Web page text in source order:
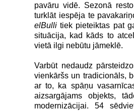
pavāru vidē. Sezonā
turklāt iespēja te
elBulli tiek pieteiktas pat
situācija, kad kāds to
vietā ilgi nebūtu jāmeklē.
Varbūt nedaudz
vienkāršs un tradicionāls,
ar to, ka spāņu
aizsargājams objekts,
modernizācijai. 54